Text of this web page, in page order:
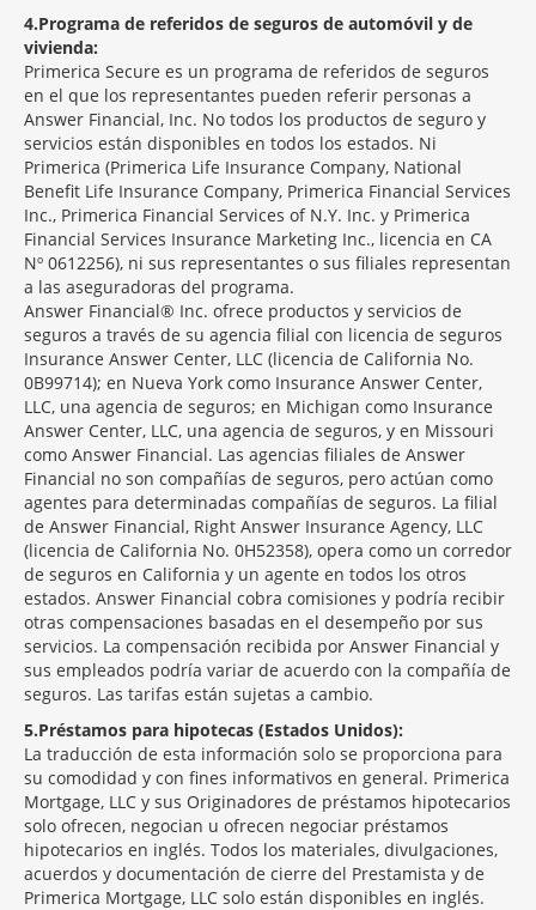
4 Programa de referidos de seguros de automóvil y de
vivienda:
Primerica Secure es un programa de referidos de seguros
en el que los representantes pueden referir personas a
Answer Financial, Inc. No todos los productos de seguro y
servicios están disponibles en todos los estados. Ni
Primerica (Primerica Life Insurance Company, National
Benefit Life Insurance Company, Primerica Financial Services
Inc., Primerica Financial Services of N.Y. Inc. y Primerica
Financial Services Insurance Marketing Inc., licencia en CA
Nº 0612256), ni sus representantes o sus filiales representan
a las aseguradoras del programa.
Answer Financial® Inc. ofrece productos y servicios de
seguros a través de su agencia filial con licencia de seguros
Insurance Answer Center, LLC (licencia de California No.
0B99714); en Nueva York como Insurance Answer Center,
LLC, una agencia de seguros; en Michigan como Insurance
Answer Center, LLC, una agencia de seguros, y en Missouri
como Answer Financial. Las agencias filiales de Answer
Financial no son compañías de seguros, pero actúan como
agentes para determinadas compañías de seguros. La filial
de Answer Financial, Right Answer Insurance Agency, LLC
(licencia de California No. 0H52358), opera como un corredor
de seguros en California y un agente en todos los otros
estados. Answer Financial cobra comisiones y podría recibir
otras compensaciones basadas en el desempeño por sus
servicios. La compensación recibida por Answer Financial y
sus empleados podría variar de acuerdo con la compañía de
seguros. Las tarifas están sujetas a cambio.
5 Préstamos para hipotecas (Estados Unidos):
La traducción de esta información solo se proporciona para
su comodidad y con fines informativos en general. Primerica
Mortgage, LLC y sus Originadores de préstamos hipotecarios
solo ofrecen, negocian u ofrecen negociar préstamos
hipotecarios en inglés. Todos los materiales, divulgaciones,
acuerdos y documentación de cierre del Prestamista y de
Primerica Mortgage, LLC solo están disponibles en inglés.